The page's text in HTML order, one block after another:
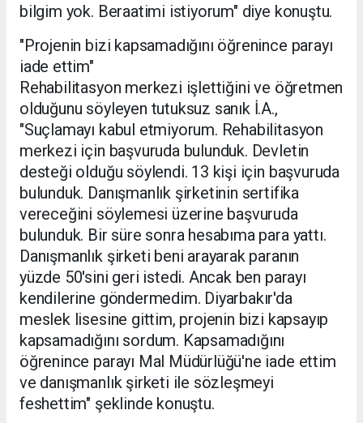
bilgim yok. Beraatimi istiyorum" diye konuştu.
"Projenin bizi kapsamadığını öğrenince parayı
iade ettim"
Rehabilitasyon merkezi işlettiğini ve öğretmen
olduğunu söyleyen tutuksuz sanık İ.A.,
"Suçlamayı kabul etmiyorum. Rehabilitasyon
merkezi için başvuruda bulunduk. Devletin
desteği olduğu söylendi. 13 kişi için başvuruda
bulunduk. Danışmanlık şirketinin sertifika
vereceğini söylemesi üzerine başvuruda
bulunduk. Bir süre sonra hesabıma para yattı.
Danışmanlık şirketi beni arayarak paranın
yüzde 50'sini geri istedi. Ancak ben parayı
kendilerine göndermedim. Diyarbakır'da
meslek lisesine gittim, projenin bizi kapsayıp
kapsamadığını sordum. Kapsamadığını
öğrenince parayı Mal Müdürlüğü'ne iade ettim
ve danışmanlık şirketi ile sözleşmeyi
feshettim" şeklinde konuştu.